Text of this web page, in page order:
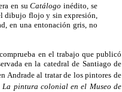
en suCatálogo inédito, se
dibujo flojo y sin expresión,
en una entonación gris, no
en el trabajo que publicó
en la catedral de Santiago de
Andrade al tratar de los pintores de
La pintura colonial en el Museo de